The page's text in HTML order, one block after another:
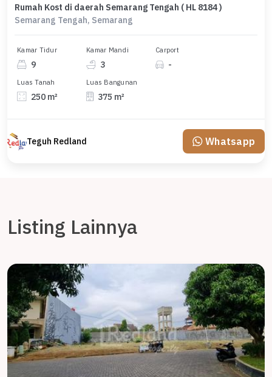
Rumah Kost di daerah Semarang Tengah ( HL 8184 )
Semarang Tengah, Semarang
Kamar Tidur
9
Kamar Mandi
3
Carport
-
Luas Tanah
250 m²
Luas Bangunan
375 m²
Teguh Redland Whatsapp
Listing Lainnya